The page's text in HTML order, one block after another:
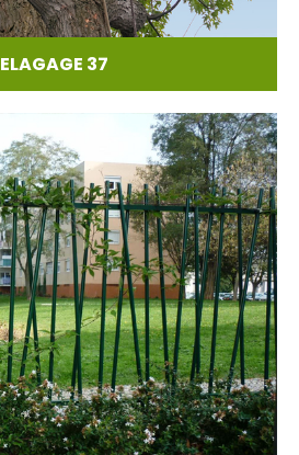
ELAGAGE 37